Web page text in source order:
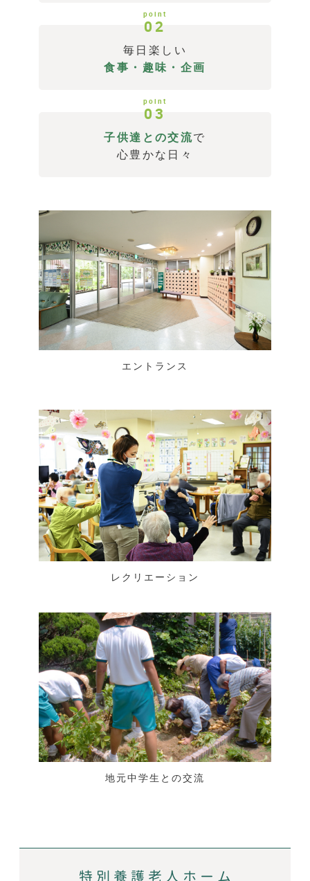
point
02
毎日楽しい
食事・趣味・企画
point
03
子供達との交流で
心豊かな日々
エントランス
レクリエーション
地元中学生との交流
特別養護老人ホーム